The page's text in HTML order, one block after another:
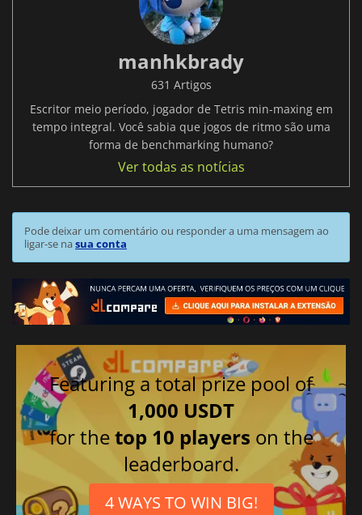
manhkbrady
631 Artigos
Escritor meio período, jogador de Tetris min-maxing em
tempo integral. Você sabia que jogos de ritmo são uma
forma de benchmarking humano?
Ver todas as notícias
Pode deixar um comentário ou responder a uma mensagem ao
ligar-se nasua conta
Featuring a total prize pool of
1,000 USDT
for thetop 10 players on the
leaderboard.
4 WAYS TO WIN BIG!